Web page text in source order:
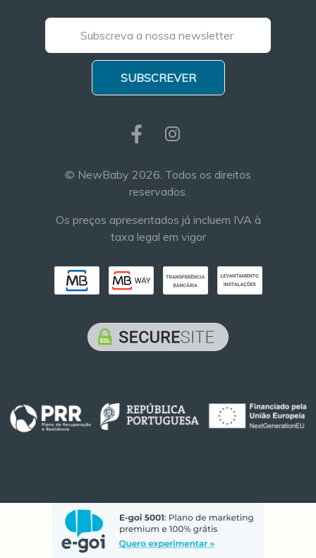
SUBSCREVER
© NewBaby 2026. Todos os direitos
reservados.
Os preços apresentados já incluem IVA à
taxa legal em vigor